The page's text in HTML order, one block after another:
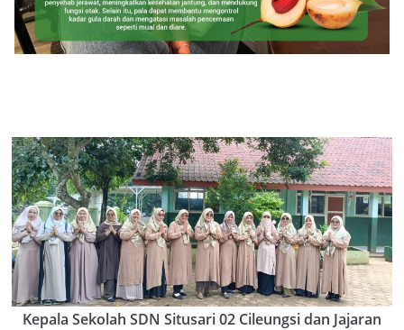
Kepala Sekolah SDN Situsari 02 Cileungsi dan Jajaran